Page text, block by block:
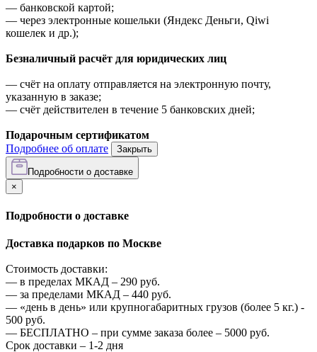
— банковской картой;
— через электронные кошельки (Яндекс Деньги, Qiwi
кошелек и др.);
Безналичный расчёт для юридических лиц
— счёт на оплату отправляется на электронную почту,
указанную в заказе;
— счёт действителен в течение 5 банковских дней;
Подарочным сертификатом
Подробнее об оплате
Закрыть
Подробности о доставке
×
Подробности о доставке
Доставка подарков по Москве
Стоимость доставки:
— в пределах МКАД – 290 руб.
— за пределами МКАД – 440 руб.
— «день в день» или крупногабаритных грузов (более 5 кг.) -
500 руб.
— БЕСПЛАТНО – при сумме заказа более – 5000 руб.
Срок доставки – 1-2 дня